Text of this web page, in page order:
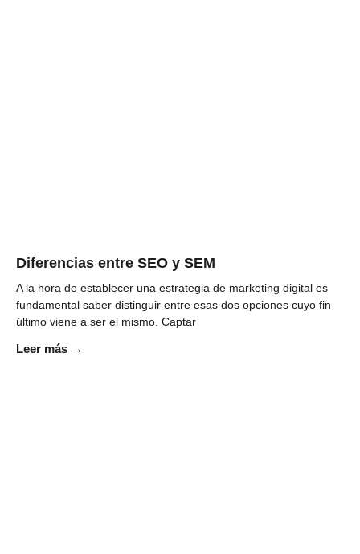
Diferencias entre SEO y SEM
A la hora de establecer una estrategia de marketing digital es
fundamental saber distinguir entre esas dos opciones cuyo fin
último viene a ser el mismo. Captar
Leer más →